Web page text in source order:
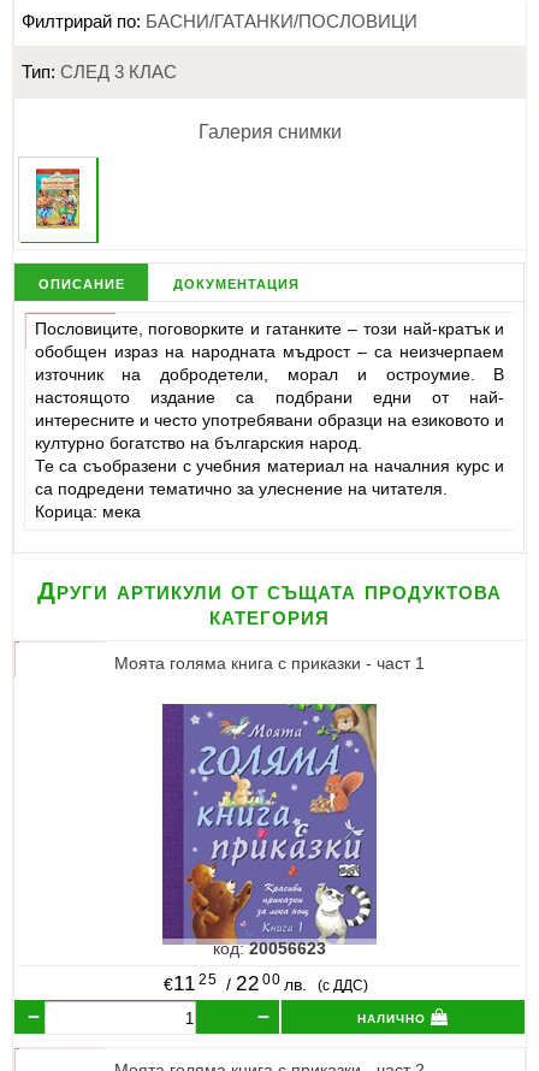
Филтрирай по: БАСНИ/ГАТАНКИ/ПОСЛОВИЦИ
Тип: СЛЕД 3 КЛАС
Галерия снимки
описание документация
Пословиците, поговорките и гатанките – този най-кратък и
обобщен израз на народната мъдрост – са неизчерпаем
източник на добродетели, морал и остроумие. В
настоящото издание са подбрани едни от най-
интересните и често употребявани образци на езиковото и
културно богатство на българския народ.
Те са съобразени с учебния материал на началния курс и
са подредени тематично за улеснение на читателя.
Корица: мека
Други артикули от същата продуктова
категория
Моята голяма книга с приказки - част 1
код:20056623
€11 25 / 22 00 лв. (с ДДС)
налично